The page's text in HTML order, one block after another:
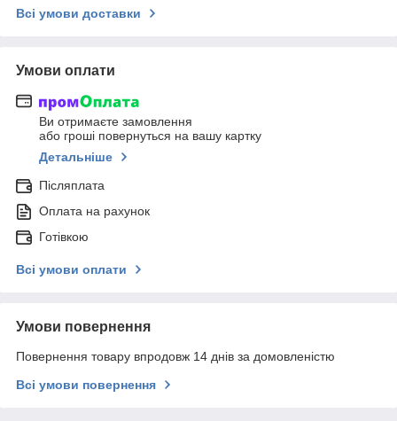
Всі умови доставки
Умови оплати
Ви отримаєте замовлення
або гроші повернуться на вашу картку
Детальніше
Післяплата
Оплата на рахунок
Готівкою
Всі умови оплати
Умови повернення
Повернення товару впродовж 14 днів за домовленістю
Всі умови повернення